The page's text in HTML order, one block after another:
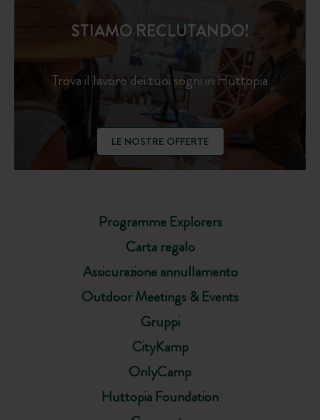
Programme Explorers
Carta regalo
Assicurazione annullamento
Outdoor Meetings & Events
Gruppi
CityKamp
OnlyCamp
Huttopia Foundation
STIAMO RECLUTANDO!
Trova il lavoro dei tuoi sogni in Huttopia
LE NOSTRE OFFERTE